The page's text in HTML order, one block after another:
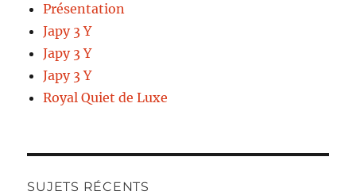
Présentation
Japy 3 Y
Japy 3 Y
Japy 3 Y
Royal Quiet de Luxe
SUJETS RÉCENTS